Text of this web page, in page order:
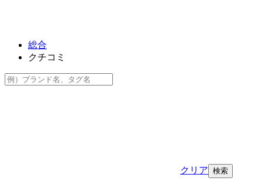
総合
クチコミ
クリア